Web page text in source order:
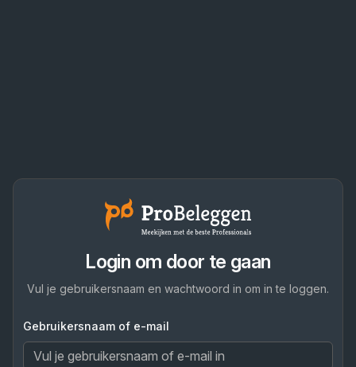
Login om door te gaan
Vul je gebruikersnaam en wachtwoord in om in te loggen.
Gebruikersnaam of e-mail